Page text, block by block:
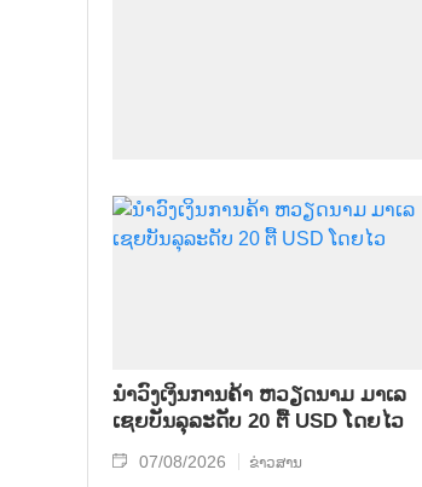
ນຳ​ວົງ​ເງິນ​ການ​ຄ້າ ຫວຽດ​ນາມ ມາ​ເລ​
ເຊຍ​ບັນ​ລຸ​ລະ​ດັບ 20 ຕື້ USD ໂດຍ​ໄວ
07/08/2026 ຂ່າວສານ